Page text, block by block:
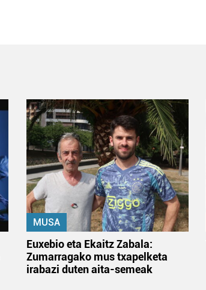
MUSA
Euxebio eta Ekaitz Zabala:
Zumarragako mus txapelketa
irabazi duten aita-semeak